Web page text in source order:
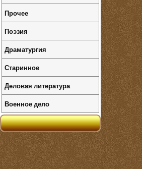
Прочее
Поэзия
Драматургия
Старинное
Деловая литература
Военное дело